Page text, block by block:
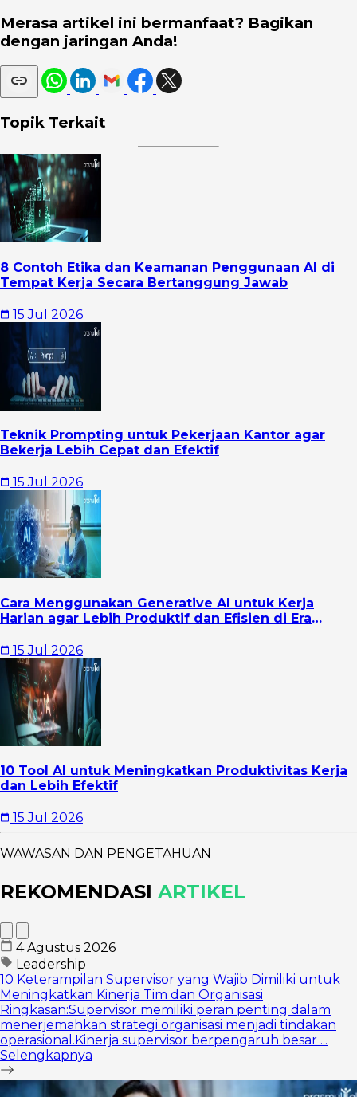
Merasa artikel ini bermanfaat? Bagikan
dengan jaringan Anda!
Topik Terkait
8 Contoh Etika dan Keamanan Penggunaan AI di
Tempat Kerja Secara Bertanggung Jawab
15 Jul 2026
Teknik Prompting untuk Pekerjaan Kantor agar
Bekerja Lebih Cepat dan Efektif
15 Jul 2026
Cara Menggunakan Generative AI untuk Kerja
Harian agar Lebih Produktif dan Efisien di Era
15 Jul 2026
10 Tool AI untuk Meningkatkan Produktivitas Kerja
dan Lebih Efektif
15 Jul 2026
WAWASAN DAN PENGETAHUAN
REKOMENDASI ARTIKEL
4 Agustus 2026
Leadership
10 Keterampilan Supervisor yang Wajib Dimiliki untuk
Meningkatkan Kinerja Tim dan Organisasi
Ringkasan:Supervisor memiliki peran penting dalam
menerjemahkan strategi organisasi menjadi tindakan
operasional.Kinerja supervisor berpengaruh besar ...
Selengkapnya